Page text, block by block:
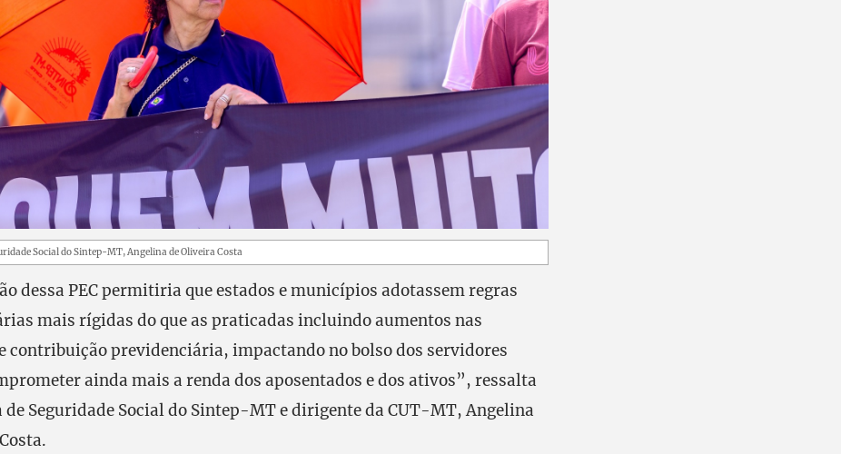
Social do Sintep-MT, Angelina de Oliveira Costa
dessa PEC permitiria que estados e municípios adotassem regras
mais rígidas do que as praticadas incluindo aumentos nas
contribuição previdenciária, impactando no bolso dos servidores
ainda mais a renda dos aposentados e dos ativos”, ressalta
de Seguridade Social do Sintep-MT e dirigente da CUT-MT, Angelina